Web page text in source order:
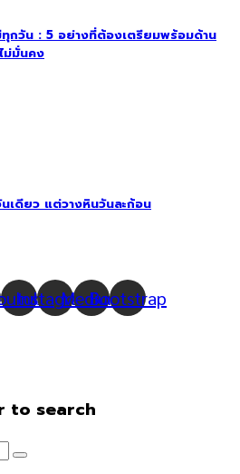
ทุกวัน : 5 อย่างที่ต้องเตรียมพร้อมด้าน
ม่มั่นคง
นเดียว แต่วางหินวันละก้อน
Instagram
Medium
Bootstrap
to search